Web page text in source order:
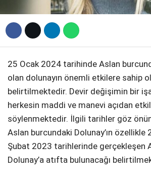
25 Ocak 2024 tarihinde Aslan
olan dolunayın önemli etkilere sahip
belirtilmektedir. Devir değişimin bir
herkesin maddi ve manevi açıdan
söylenmektedir. İlgili tarihler göz
Aslan burcundaki Dolunay’ın özellikle
Şubat 2023 tarihlerinde gerçekleşen
Dolunay’a atıfta bulunacağı